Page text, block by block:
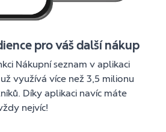
pro váš další nákup
Nákupní seznam v aplikaci
využívá více než 3,5 milionu
Díky aplikaci navíc máte
nejvíc!